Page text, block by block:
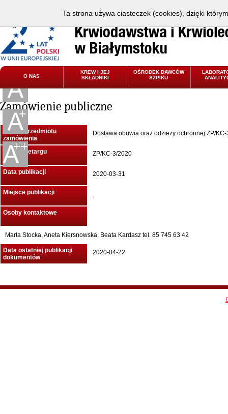
O NAS
KREW I JEJ
SKŁADNIKI
OŚRODEK DAWCÓW
SZPIKU
Zamówienie publiczne
Nazwa przedmiotu
zamówienia
Dostawa obuwia oraz odzieży ochronnej ZP/
Znak przetargu ZP/KC-3/2020
Data publikacji 2020-03-31
Miejsce publikacji .
Osoby kontaktowe
Marta Stocka, Aneta Kiersnowska, Beata Kardasz tel. 85 745 63 42
Data ostatniej publikacji
dokumentów
2020-04-22
Ta strona używa ciasteczek (cookies), dzięki